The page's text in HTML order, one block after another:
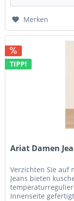
Merken
TIPP!
Ariat Damen
Verzichten Sie auf
Jeans bieten
Innenseite